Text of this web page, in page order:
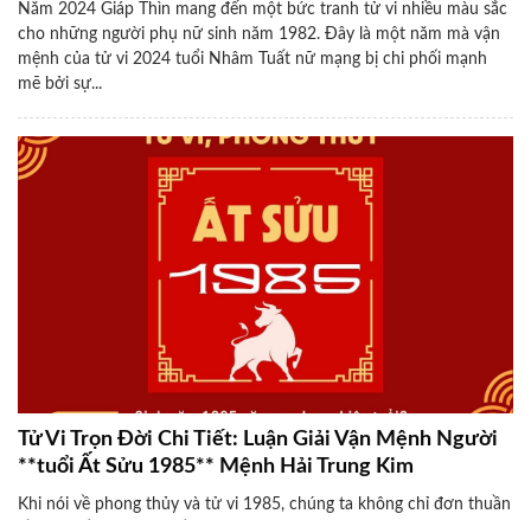
Năm 2024 Giáp Thìn mang đến một bức tranh tử vi nhiều màu sắc
cho những người phụ nữ sinh năm 1982. Đây là một năm mà vận
mệnh của tử vi 2024 tuổi Nhâm Tuất nữ mạng bị chi phối mạnh
mẽ bởi sự...
Tử Vi Trọn Đời Chi Tiết: Luận Giải Vận Mệnh Người
**tuổi Ất Sửu 1985** Mệnh Hải Trung Kim
Khi nói về phong thủy và tử vi 1985, chúng ta không chỉ đơn thuần